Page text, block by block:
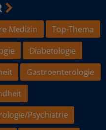
Medizin
Top-Thema
Diabetologie
Gastroenterologie
Psychiatrie